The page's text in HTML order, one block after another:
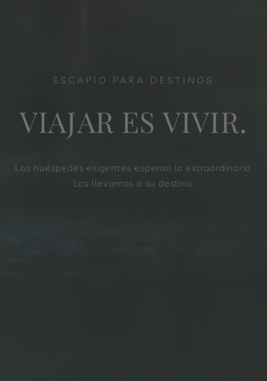
ESCAPIO PARA DESTINOS
VIAJAR ES VIVIR.
Los huéspedes exigentes esperan lo extraordinario.
Los llevamos a su destino.